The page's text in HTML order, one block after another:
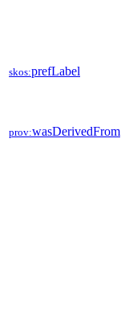
skos:prefLabel
prov:wasDerivedFrom